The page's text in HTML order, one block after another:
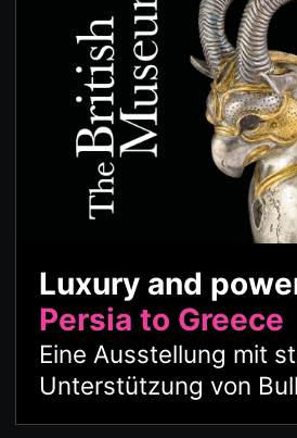
Luxury and
Persia to Greece
Eine Ausstellung mit
Unterstützung von